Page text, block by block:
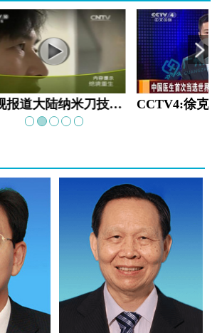
央视报道大陆纳米刀技术手术：绝境重生